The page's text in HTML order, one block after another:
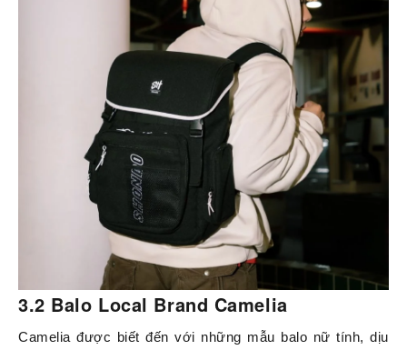
3.2 Balo Local Brand Camelia
Camelia được biết đến với những mẫu balo nữ tính, dịu